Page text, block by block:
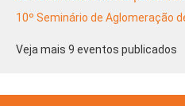
10º Seminário de Aglomeração
Veja mais 9 eventos publicados